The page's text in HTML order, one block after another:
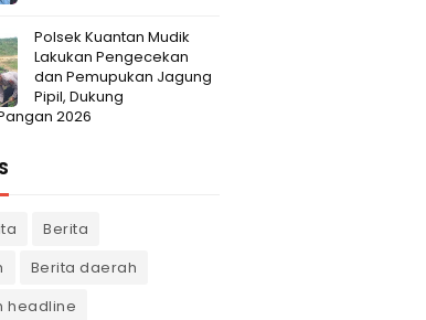
Polsek Kuantan Mudik
Lakukan Pengecekan
dan Pemupukan Jagung
Pipil, Dukung
2026
Berita
Berita daerah
headline